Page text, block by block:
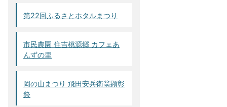
第22回ふるさとホタルまつり
市民農園 住吉桃源郷 カフェあ
んずの里
岡の山まつり 飛田安兵衛翁顕彰
祭